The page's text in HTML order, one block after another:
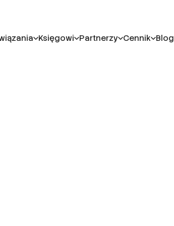
Księgowi Partnerzy Cennik Blog